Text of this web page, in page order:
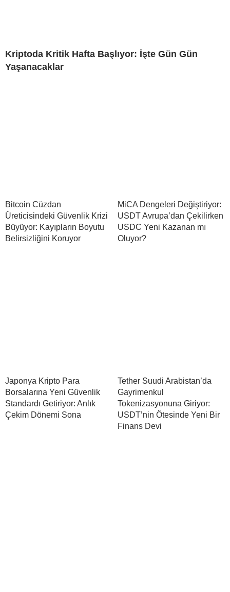
Kriptoda Kritik Hafta Başlıyor: İşte Gün Gün
Yaşanacaklar
Bitcoin Cüzdan
Üreticisindeki Güvenlik Krizi
Büyüyor: Kayıpların Boyutu
Belirsizliğini Koruyor
MiCA Dengeleri Değiştiriyor:
USDT Avrupa’dan Çekilirken
USDC Yeni Kazanan mı
Oluyor?
Japonya Kripto Para
Borsalarına Yeni Güvenlik
Standardı Getiriyor: Anlık
Çekim Dönemi Sona
Tether Suudi Arabistan’da
Gayrimenkul
Tokenizasyonuna Giriyor:
USDT’nin Ötesinde Yeni Bir
Finans Devi